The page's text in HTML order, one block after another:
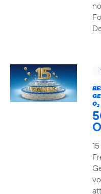
O2
O